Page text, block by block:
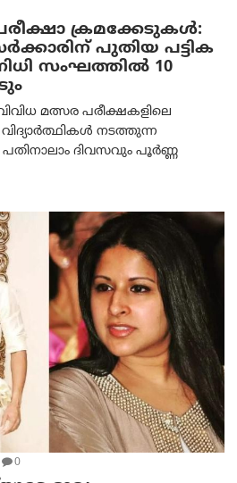
ക്രമക്കേടുകള്‍:
പുതിയ പട്ടിക
സംഘത്തിൽ 10
മത്സര പരീക്ഷകളിലെ
നടത്തുന്ന
പതിനാലാം ദിവസവും പൂർണ്ണ
0